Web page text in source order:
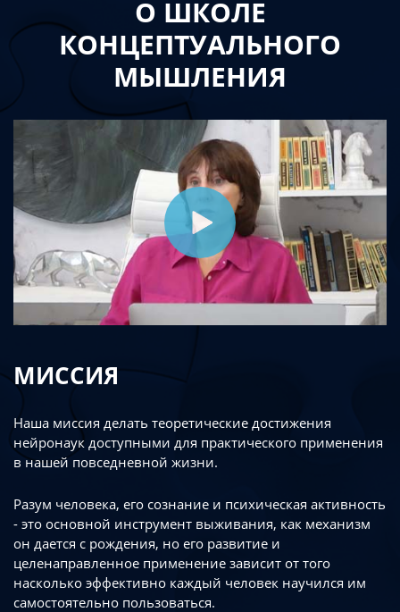
О ШКОЛЕ
КОНЦЕПТУАЛЬНОГО
МЫШЛЕНИЯ
МИССИЯ
Наша миссия делать теоретические достижения
нейронаук доступными для практического применения
в нашей повседневной жизни.
Разум человека, его сознание и психическая активность
- это основной инструмент выживания, как механизм
он дается с рождения, но его развитие и
целенаправленное применение зависит от того
насколько эффективно каждый человек научился им
самостоятельно пользоваться.